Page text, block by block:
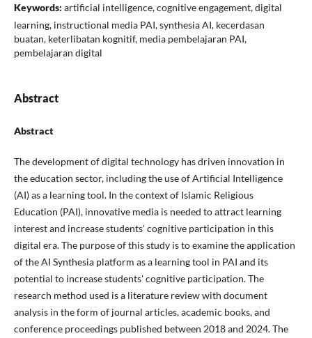
Keywords: artificial intelligence, cognitive engagement, digital
learning, instructional media PAI, synthesia AI, kecerdasan
buatan, keterlibatan kognitif, media pembelajaran PAI,
pembelajaran digital
Abstract
Abstract
The development of digital technology has driven innovation in
the education sector, including the use of Artificial Intelligence
(AI) as a learning tool. In the context of Islamic Religious
Education (PAI), innovative media is needed to attract learning
interest and increase students' cognitive participation in this
digital era. The purpose of this study is to examine the application
of the AI Synthesia platform as a learning tool in PAI and its
potential to increase students' cognitive participation. The
research method used is a literature review with document
analysis in the form of journal articles, academic books, and
conference proceedings published between 2018 and 2024. The